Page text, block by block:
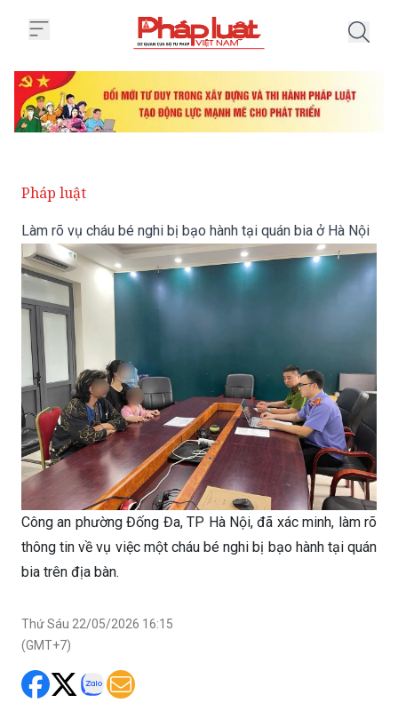
Pháp luật
Làm rõ vụ cháu bé nghi bị bạo hành tại quán bia ở Hà Nội
Công an phường Đống Đa, TP Hà Nội, đã xác minh, làm rõ
thông tin về vụ việc một cháu bé nghi bị bạo hành tại quán
bia trên địa bàn.
Thứ Sáu 22/05/2026 16:15
(GMT+7)